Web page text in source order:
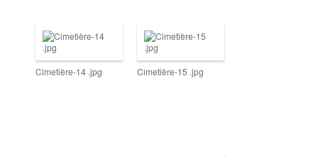
Cimetière-14 .jpg Cimetière-15 .jpg